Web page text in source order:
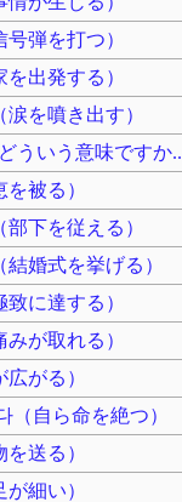
弾を打つ）
出発する）
を噴き出す）
ういう意味ですか..
被る）
下を従える）
婚式を挙げる）
に達する）
が取れる）
がる）
（自ら命を絶つ）
送る）
細い）